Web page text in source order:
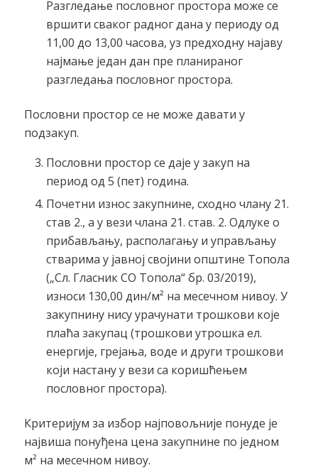
Разгледање пословног простора може се
вршити сваког радног дана у периоду од
11,00 до 13,00 часова, уз предходну најаву
најмање један дан пре планираног
разгледања пословног простора.
Пословни простор се не може давати у
подзакуп.
Пословни простор се даје у закуп на
период од 5 (пет) година.
Почетни износ закупнине, сходно члану 21.
став 2., а у вези члана 21. став. 2. Одлуке о
прибављању, располагању и управљању
стварима у јавној својини општине Топола
(„Сл. Гласник СО Топола“ бр. 03/2019),
износи 130,00 дин/м² на месечном нивоу. У
закупнину нису урачунати трошкови које
плаћа закупац (трошкови утрошка ел.
енергије, грејања, воде и други трошкови
који настану у вези са коришћењем
пословног простора).
Критеријум за избор најповољније понуде је
највиша понуђена цена закупнине по једном
м² на месечном нивоу.